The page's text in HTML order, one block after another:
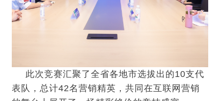
此次竞赛汇聚了全省各地市选拔出的10支代
表队，总计42名营销精英，共同在互联网营销